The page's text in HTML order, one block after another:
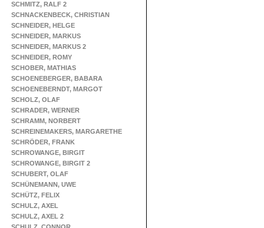
SCHMITZ, RALF 2
SCHNACKENBECK, CHRISTIAN
SCHNEIDER, HELGE
SCHNEIDER, MARKUS
SCHNEIDER, MARKUS 2
SCHNEIDER, ROMY
SCHOBER, MATHIAS
SCHOENEBERGER, BABARA
SCHOENEBERNDT, MARGOT
SCHOLZ, OLAF
SCHRADER, WERNER
SCHRAMM, NORBERT
SCHREINEMAKERS, MARGARETHE
SCHRÖDER, FRANK
SCHROWANGE, BIRGIT
SCHROWANGE, BIRGIT 2
SCHUBERT, OLAF
SCHÜNEMANN, UWE
SCHÜTZ, FELIX
SCHULZ, AXEL
SCHULZ, AXEL 2